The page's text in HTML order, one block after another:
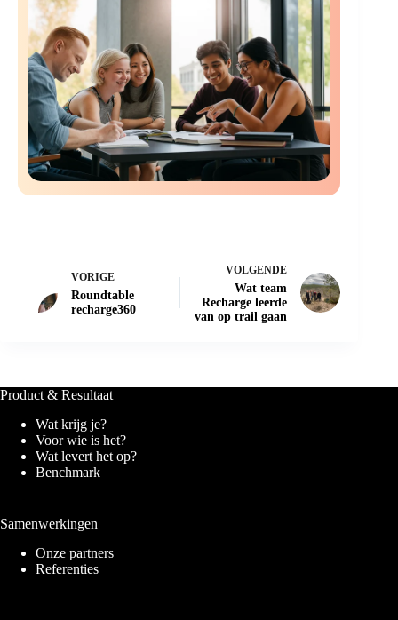
VORIGE
Roundtable
recharge360
VOLGENDE
Wat team
Recharge leerde
van op trail gaan
Product & Resultaat
Wat krijg je?
Voor wie is het?
Wat levert het op?
Benchmark
Samenwerkingen
Onze partners
Referenties